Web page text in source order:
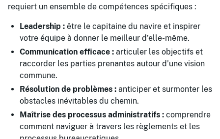
requiert un ensemble de compétences spécifiques :
Leadership : être le capitaine du navire et inspirer
votre équipe à donner le meilleur d’elle-même.
Communication efficace : articuler les objectifs et
raccorder les parties prenantes autour d’une vision
commune.
Résolution de problèmes : anticiper et surmonter les
obstacles inévitables du chemin.
Maîtrise des processus administratifs : comprendre
comment naviguer à travers les règlements et les